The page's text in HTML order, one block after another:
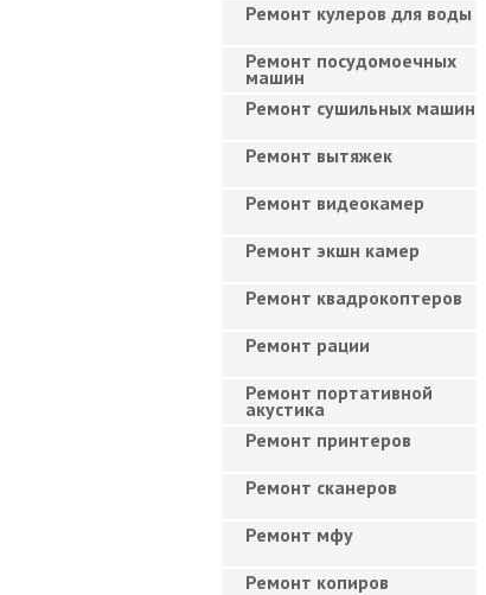
Ремонт кулеров для воды
Ремонт посудомоечных
машин
Ремонт сушильных машин
Ремонт вытяжек
Ремонт видеокамер
Ремонт экшн камер
Ремонт квадрокоптеров
Ремонт рации
Ремонт портативной
акустика
Ремонт принтеров
Ремонт сканеров
Ремонт мфу
Ремонт копиров